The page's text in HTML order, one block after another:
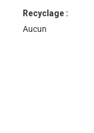
Recyclage :
Aucun